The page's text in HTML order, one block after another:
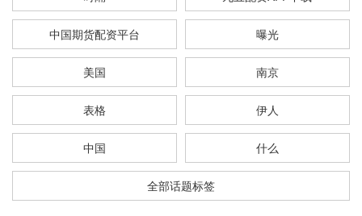
中国期货配资平台 曝光
美国 南京
表格 伊人
中国 什么
全部话题标签